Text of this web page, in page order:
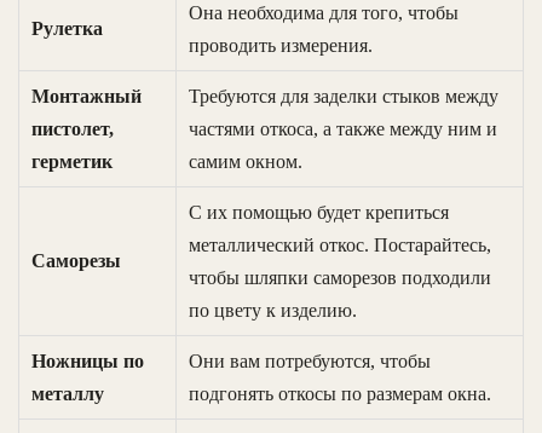
Рулетка
Она необходима для того, чтобы
проводить измерения.
Монтажный
пистолет,
герметик
Требуются для заделки стыков между
частями откоса, а также между ним и
самим окном.
Саморезы
С их помощью будет крепиться
металлический откос. Постарайтесь,
чтобы шляпки саморезов подходили
по цвету к изделию.
Ножницы по
металлу
Они вам потребуются, чтобы
подгонять откосы по размерам окна.